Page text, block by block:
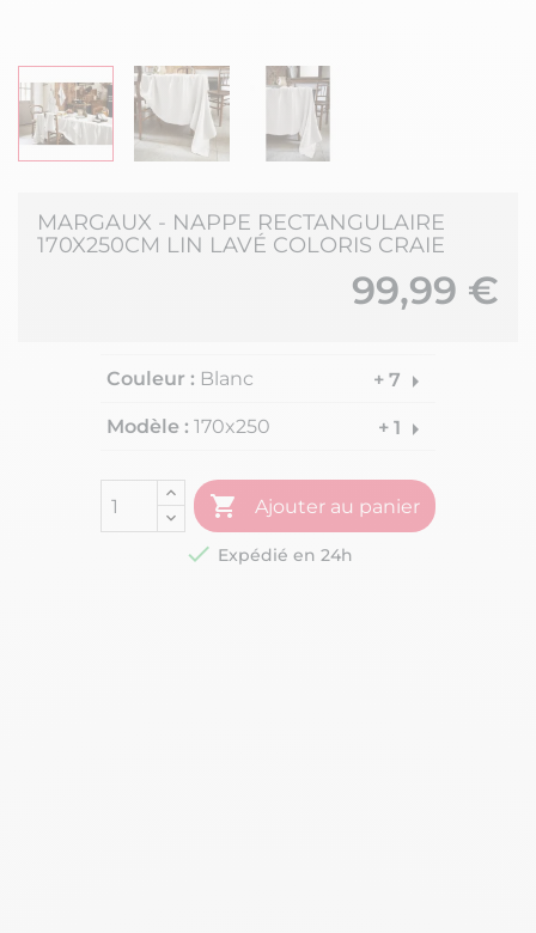
MARGAUX - NAPPE RECTANGULAIRE
170X250CM LIN LAVÉ COLORIS CRAIE
99,99 €
Couleur : Blanc + 7 arrow_right
Modèle : 170x250 + 1 arrow_right
 Ajouter au panier
 Expédié en 24h